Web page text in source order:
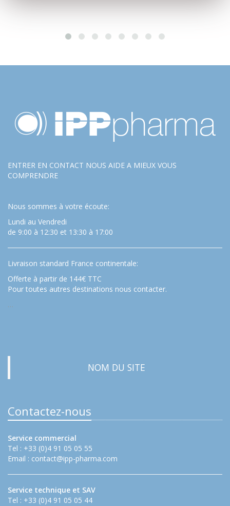
ENTRER EN CONTACT NOUS AIDE A MIEUX VOUS
COMPRENDRE
Nous sommes à votre écoute:
Lundi au Vendredi
de 9:00 à 12:30 et 13:30 à 17:00
Livraison standard France continentale:
Offerte à partir de 144€ TTC
Pour toutes autres destinations nous contacter.
…
NOM DU SITE
Contactez-nous
Service commercial
Tel : +33 (0)4 91 05 05 55
Email : contact@ipp-pharma.com
Service technique et SAV
Tel : +33 (0)4 91 05 05 44